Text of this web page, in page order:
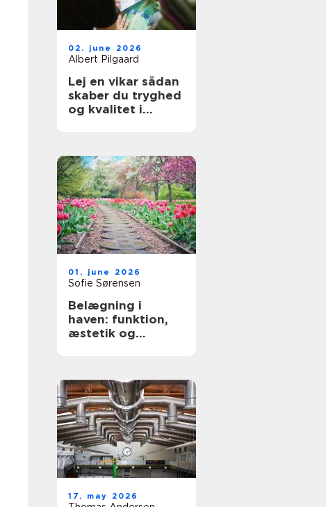
02. june 2026
Albert Pilgaard
Lej en vikar sådan
skaber du tryghed
og kvalitet i
01. june 2026
Sofie Sørensen
Belægning i
haven: funktion,
æstetik og
17. may 2026